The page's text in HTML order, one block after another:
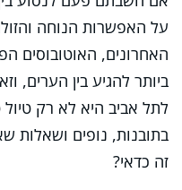
על האפשרות הנוחה
האחרונים, האוטובוסים
ביותר להגיע בין הערים,
לתל אביב היא לא רק
בתובנות, נופים ושאלות
זה כדאי?